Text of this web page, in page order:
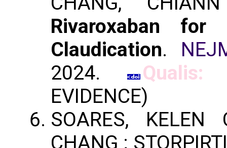
Rivaroxaban
Claudication.
2024.
Qualis:
EVIDENCE)
SOARES,
CHANG ;